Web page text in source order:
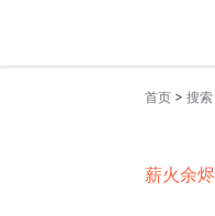
首页 > 搜索
薪火余烬